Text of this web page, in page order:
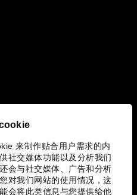
来制作贴合用户需求的内
社交媒体功能以及分析我们
会与社交媒体、广告和分析
对我们网站的使用情况，这
会将此类信息与您提供给他